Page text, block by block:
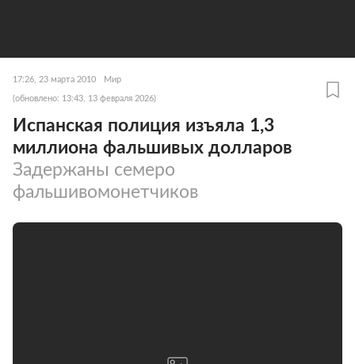
17:26, 23 марта 2010 Мир
(обновлено: 13:43, 13 февраля 2026)
Испанская полиция изъяла 1,3
миллиона фальшивых долларов
Задержаны семеро
фальшивомонетчиков